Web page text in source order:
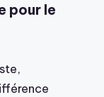
pour le